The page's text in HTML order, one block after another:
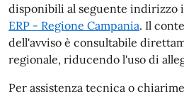
disponibili al seguente indirizzo
ERP - Regione Campania. Il
dell'avviso è consultabile
regionale, riducendo l'uso di
Per assistenza tecnica o